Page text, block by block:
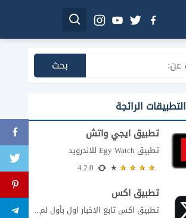
التطبيقات الرائجة
تطبيق ايجي واتش
تطبيق Egy Watch للاندرويد
تطبيق اكس
تطبيق اكس تابع الاخبار اول بأول لم يعد تطبيق X، المعروف سابقا باسم تويتر،...